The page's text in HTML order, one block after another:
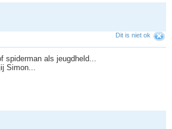
Dit is niet ok
spiderman als jeugdheld...
Simon...